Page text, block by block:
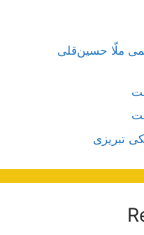
ملّا حسین‌قلی
تبریزی